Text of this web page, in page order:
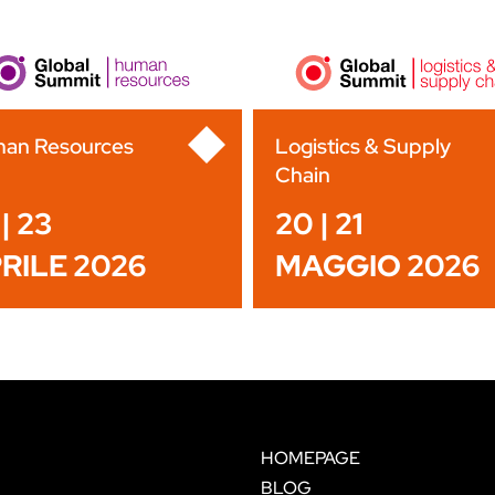
Resources
23
2026
Logistics & Supply
Chain
20 | 21
MAGGIO 2026
HOMEPAGE
BLOG